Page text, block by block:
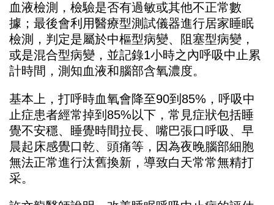
血液檢測，檢驗是否有過敏或其他不正常數
據；最後會利用醫療型測試儀器進行居家睡眠
檢測，判定是屬於中樞型病變、阻塞型病變，
或是混合型病變，並記錄1小時之內呼吸中止累
計時間，測知血液和腦部含氧濃度。
基本上，打呼時血氧會降至90到85%，呼吸中
止症患者經常掉到85%以下，常見症狀包括睡
覺不安穩、睡覺時間拉長、嘴巴張口呼吸、早
晨起床感覺口乾、頭痛等，因為夜晚腦部細胞
無法正常進行汰舊換新，導致白天常常無精打
采。